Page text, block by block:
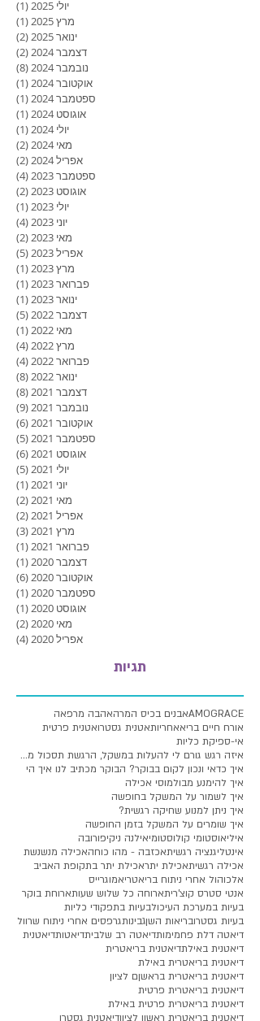
יולי 2025
(1)
מרץ 2025
(1)
ינואר 2025
(2)
דצמבר 2024
(2)
נובמבר 2024
(8)
אוקטובר 2024
(1)
ספטמבר 2024
(1)
אוגוסט 2024
(1)
יולי 2024
(1)
מאי 2024
(2)
אפריל 2024
(2)
ספטמבר 2023
(4)
אוגוסט 2023
(2)
יולי 2023
(1)
יוני 2023
(4)
מאי 2023
(2)
אפריל 2023
(5)
מרץ 2023
(1)
פברואר 2023
(1)
ינואר 2023
(1)
דצמבר 2022
(5)
מאי 2022
(1)
מרץ 2022
(4)
פברואר 2022
(4)
ינואר 2022
(8)
דצמבר 2021
(8)
נובמבר 2021
(9)
אוקטובר 2021
(6)
ספטמבר 2021
(5)
אוגוסט 2021
(6)
יולי 2021
(5)
יוני 2021
(1)
מאי 2021
(2)
אפריל 2021
(2)
מרץ 2021
(3)
פברואר 2021
(1)
דצמבר 2020
(1)
אוקטובר 2020
(6)
ספטמבר 2020
(1)
אוגוסט 2020
(1)
מאי 2020
(2)
אפריל 2020
(4)
תגיות
AMOGRACEאבנים בכיס המרהאהבה מרפאה
אורח חיים בריאאחריותאטנית גסטרואטנית פרטית
אי-ספיקת כליות
איזה רגש גורם לי להעלות במשקל, הרגשת תסכול מעלייה
איך כדאי ונכון לקום בבוקר? הבוקר מכתיב לנו איך הי
איך להימנע מבולמוסי אכילה
איך לשמור על המשקל בחופשה
איך ניתן למנוע שחיקה רגשית?
איך שומרים על המשקל בזמן החופשה
איליאוסטומי קולוסטומיאילנה ניקיפורובה
אינטליגנציה רגשיתאכזבה - מהו כוחהאכילה מנשנשת
אכילה רגשיתאכילת יתראכילת יתר בתקופת האביב
אלכוהול אחרי ניתוח בריאטריאמוגרייס
אנטי סטרס קוצ'ריתארוחה כל שלוש שעותארוחת בוקר
בעיות במערכת העיכולבעיות בתפקודי כליות
בעיות גסטרובריאות השןגבינותגרפסים אחרי ניתוח שרוול
דיאטה דלת פחמימותדיאטה רב שלביתדיאטותדיאטנית
דיאטנית באילתדיאטנית בריאטרית
דיאטנית בריאטרית באילת
דיאטנית בריאטרית בראשןם לציון
דיאטנית בריאטרית פרטית
דיאטנית בריאטרית פרטית באילת
דיאטנית בריאטרית ראשון לציוןדיאטנית גסטרו